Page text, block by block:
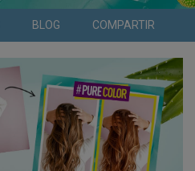
BLOG COMPARTIR